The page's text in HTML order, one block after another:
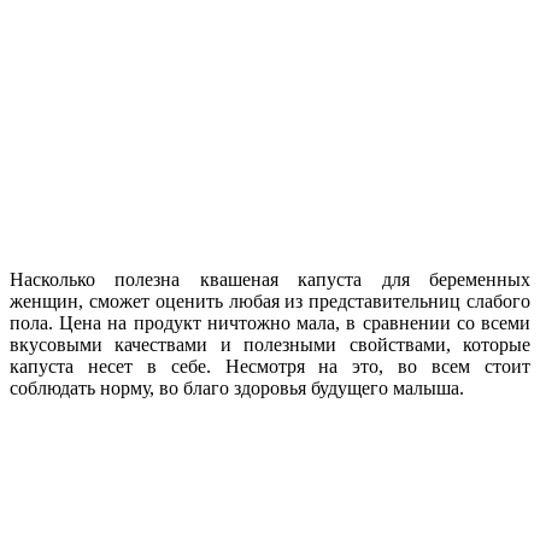
Насколько полезна квашеная капуста для беременных
женщин, сможет оценить любая из представительниц слабого
пола. Цена на продукт ничтожно мала, в сравнении со всеми
вкусовыми качествами и полезными свойствами, которые
капуста несет в себе. Несмотря на это, во всем стоит
соблюдать норму, во благо здоровья будущего малыша.